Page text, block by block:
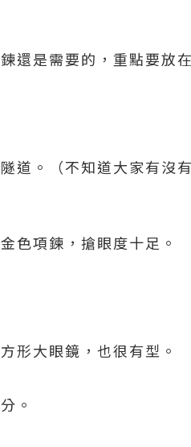
還是需要的，重點要放
道。（不知道大家有沒
色項鍊，搶眼度十足。
形大眼鏡，也很有型。
。